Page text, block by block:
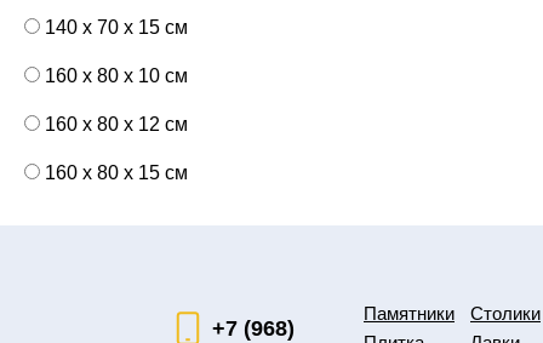
140 x 70 x 15 см
160 x 80 x 10 см
160 x 80 x 12 см
160 x 80 x 15 см
+7 (968)
Памятники
Столики